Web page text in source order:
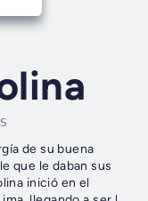
de su buena
que le daban sus
inició en el